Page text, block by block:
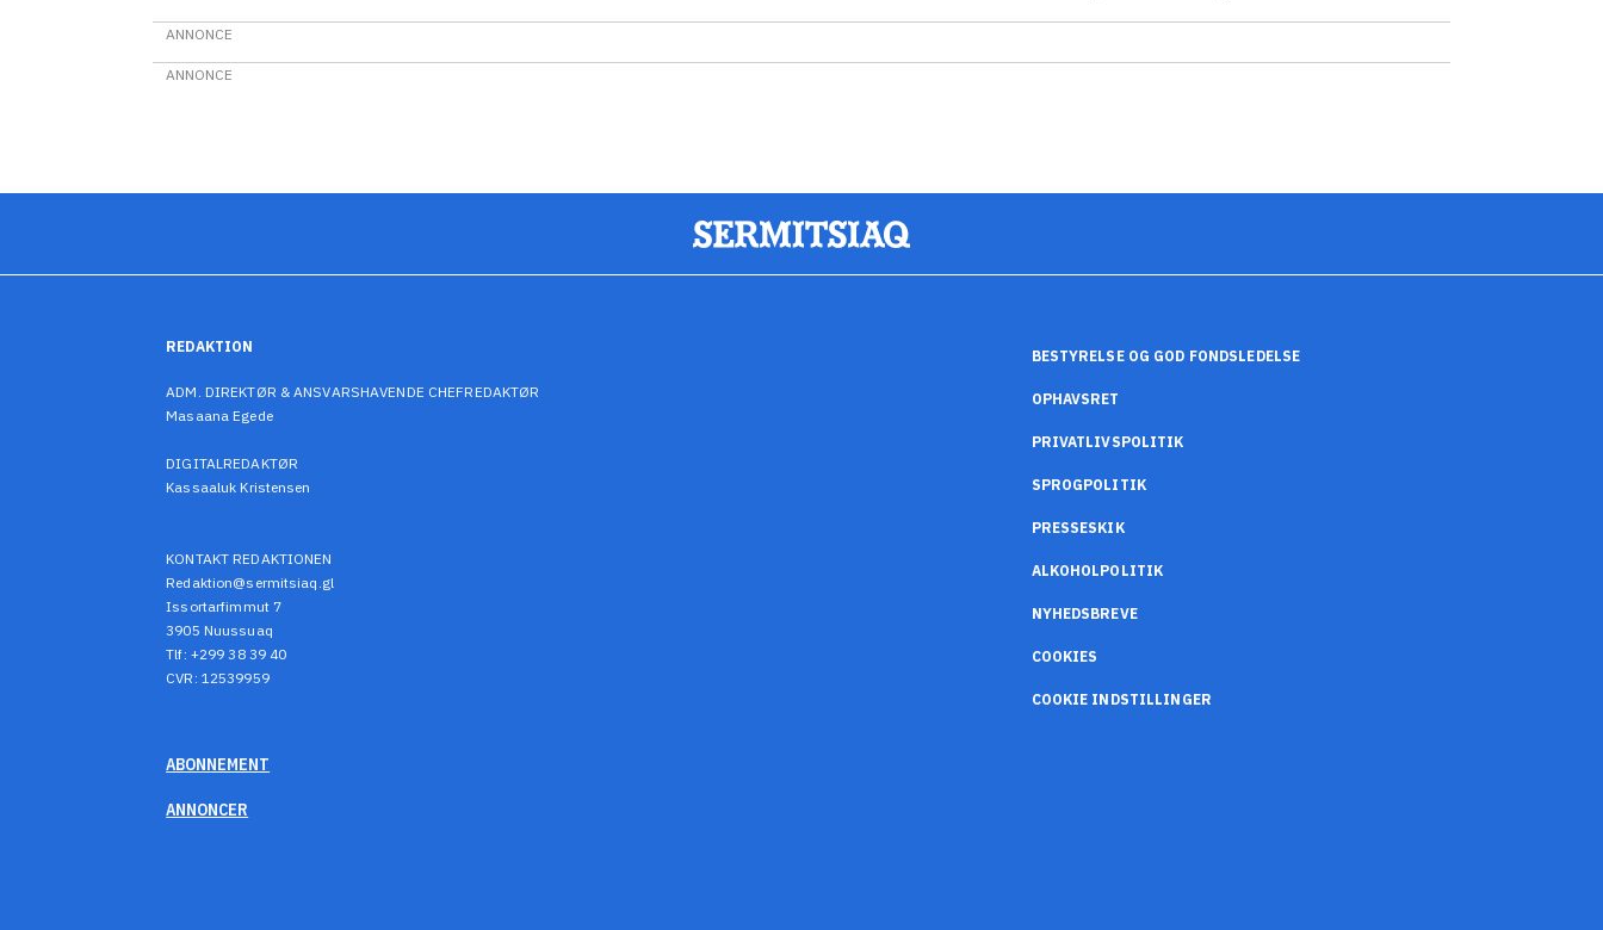
ANNONCE
ANNONCE
REDAKTION
ADM. DIREKTØR & ANSVARSHAVENDE CHEFREDAKTØR
Masaana Egede
DIGITALREDAKTØR
Kassaaluk Kristensen
KONTAKT REDAKTIONEN
Redaktion@sermitsiaq.gl
Issortarfimmut 7
3905 Nuussuaq
Tlf: +299 38 39 40
CVR: 12539959
BESTYRELSE OG GOD FONDSLEDELSE
OPHAVSRET
PRIVATLIVSPOLITIK
SPROGPOLITIK
PRESSESKIK
ALKOHOLPOLITIK
NYHEDSBREVE
COOKIES
COOKIE INDSTILLINGER
ABONNEMENT
ANNONCER